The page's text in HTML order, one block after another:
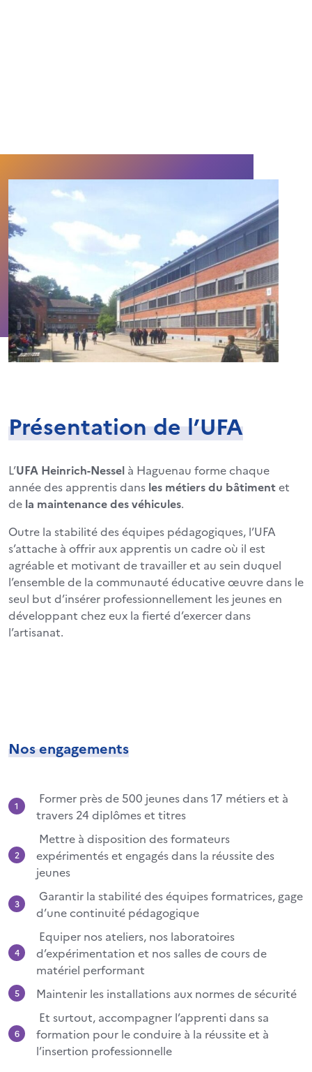
Présentation de l’UFA
L’UFA Heinrich-Nessel à Haguenau forme chaque
année des apprentis dans les métiers du bâtimentet
de la maintenance des véhicules.
Outre la stabilité des équipes pédagogiques, l’UFA
s’attache à offrir aux apprentis un cadre où il est
agréable et motivant de travailler et au sein duquel
l’ensemble de la communauté éducative œuvre dans le
seul but d’insérer professionnellement les jeunes en
développant chez eux la fierté d’exercer dans
l’artisanat.
Nos engagements
Former près de 500 jeunes dans 17 métiers et à
travers 24 diplômes et titres
Mettre à disposition des formateurs
expérimentés et engagés dans la réussite des
jeunes
Garantir la stabilité des équipes formatrices, gage
d’une continuité pédagogique
Equiper nos ateliers, nos laboratoires
d’expérimentation et nos salles de cours de
matériel performant
Maintenir les installations aux normes de sécurité
Et surtout, accompagner l’apprenti dans sa
formation pour le conduire à la réussite et à
l’insertion professionnelle